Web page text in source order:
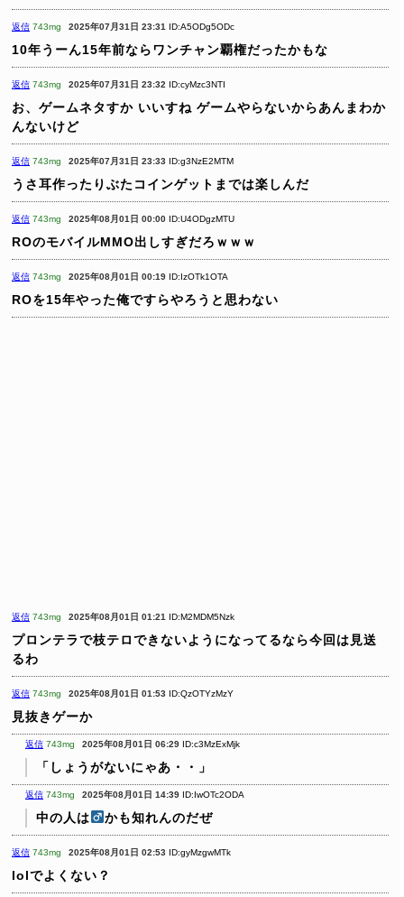
返信 743mg 2025年07月31日 23:31 ID:A5ODg5ODc
10年うーん15年前ならワンチャン覇権だったかもな
返信 743mg 2025年07月31日 23:32 ID:cyMzc3NTI
お、ゲームネタすか いいすね ゲームやらないからあんまわか
んないけど
返信 743mg 2025年07月31日 23:33 ID:g3NzE2MTM
うさ耳作ったりぶたコインゲットまでは楽しんだ
返信 743mg 2025年08月01日 00:00 ID:U4ODgzMTU
ROのモバイルMMO出しすぎだろｗｗｗ
返信 743mg 2025年08月01日 00:19 ID:IzOTk1OTA
ROを15年やった俺ですらやろうと思わない
返信 743mg 2025年08月01日 01:21 ID:M2MDM5Nzk
プロンテラで枝テロできないようになってるなら今回は見送
るわ
返信 743mg 2025年08月01日 01:53 ID:QzOTYzMzY
見抜きゲーか
返信 743mg 2025年08月01日 06:29 ID:c3MzExMjk
「しょうがないにゃあ・・」
返信 743mg 2025年08月01日 14:39 ID:IwOTc2ODA
中の人は かも知れんのだぜ
返信 743mg 2025年08月01日 02:53 ID:gyMzgwMTk
lolでよくない？